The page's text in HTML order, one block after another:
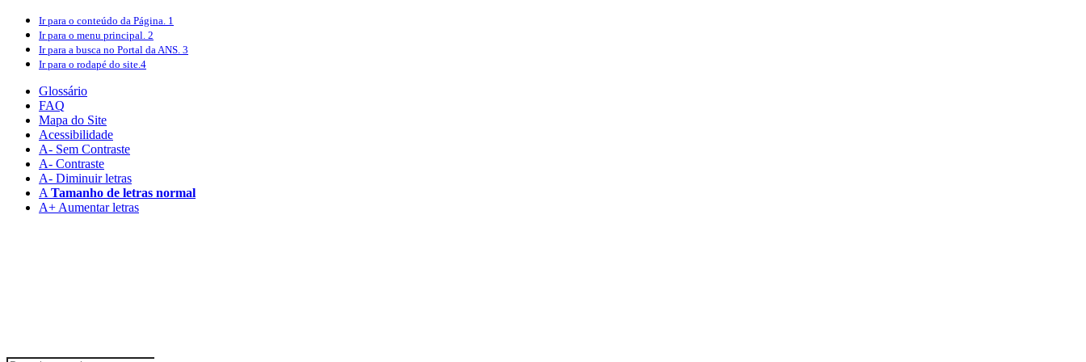
Ir para o conteúdo da Página. 1
Ir para o menu principal. 2
Ir para a busca no Portal da ANS. 3
Ir para o rodapé do site.4
Glossário
FAQ
Mapa do Site
Acessibilidade
A- Sem Contraste
A- Contraste
A- Diminuir letras
A Tamanho de letras normal
A+ Aumentar letras